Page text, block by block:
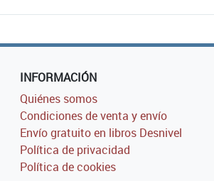
INFORMACIÓN
Quiénes somos
Condiciones de venta y envío
Envío gratuito en libros Desnivel
Política de privacidad
Política de cookies